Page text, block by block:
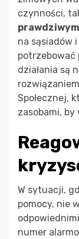
czynności,
na sąsiadów
potrzebować
działania są
Społecznej,
zasobami,
W sytuacji,
pomocy, nie
numer